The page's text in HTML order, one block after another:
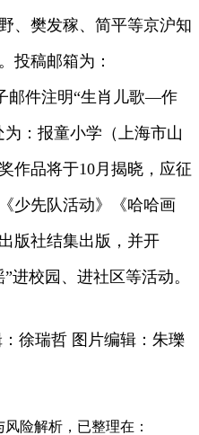
、樊发稼、简平等京沪知
投稿邮箱为：
邮件注明“生肖儿歌—作
：报童小学（上海市山
作品将于10月揭晓，应征
少先队活动》《哈哈画
版社结集出版，并开
进校园、进社区等活动。
徐瑞哲 图片编辑：朱瓅
险解析，已整理在：